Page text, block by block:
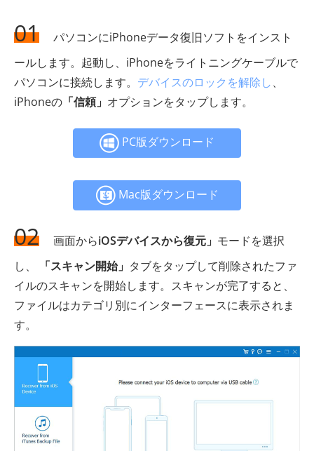
01
パソコンにiPhoneデータ復旧ソフトをインスト
ールします。起動し、iPhoneをライトニングケーブルで
パソコンに接続します。 デバイスのロックを解除し、
iPhoneの 「信頼」 オプションをタップします。
PC版ダウンロード
Mac版ダウンロード
02 画面からiOSデバイスから復元」 モードを選択
し、
「スキャン開始」 タブをタップして削除されたファ
イルのスキャンを開始します。スキャンが完了すると、
ファイルはカテゴリ別にインターフェースに表示されま
す。